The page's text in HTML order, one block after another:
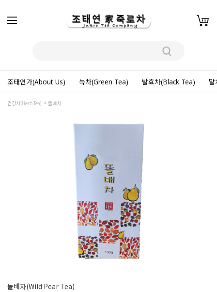
조태연가(About Us) 녹차(Green Tea) 발효차(Black Tea)
건강차(Herb Tea) 돌배차
돌배차(Wild Pear Tea)